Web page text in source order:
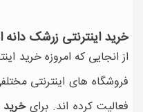
خرید اینترنتی زرشک دانه
از انجایی که امروزه خرید
فروشگاه های اینترنتی
فعالیت کرده اند. برایخرید